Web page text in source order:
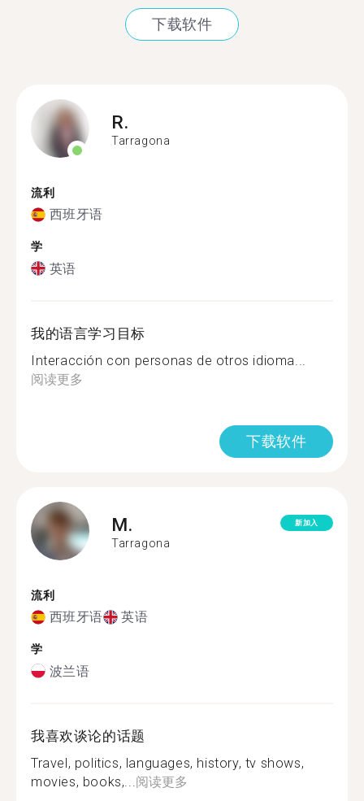
下载软件
R.
Tarragona
流利
西班牙语
学
英语
我的语言学习目标
Interacción con personas de otros idioma...
阅读更多
下载软件
M.
Tarragona
新加入
流利
西班牙语 英语
学
波兰语
我喜欢谈论的话题
Travel, politics, languages, history, tv shows,
movies, books,... 阅读更多